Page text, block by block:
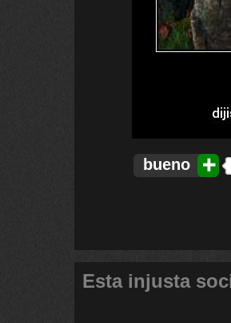
bueno
Esta injusta